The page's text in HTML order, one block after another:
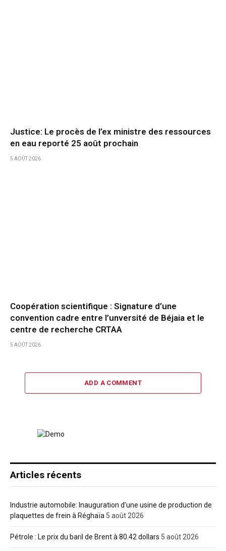
Justice: Le procès de l’ex ministre des ressources
en eau reporté 25 août prochain
5 AOÛT 2026
Coopération scientifique : Signature d’une
convention cadre entre l’unversité de Béjaia et le
centre de recherche CRTAA
5 AOÛT 2026
ADD A COMMENT
Articles récents
Industrie automobile: Inauguration d’une usine de production de
plaquettes de frein à Réghaïa 5 août 2026
Pétrole : Le prix du baril de Brent à 80.42 dollars 5 août 2026